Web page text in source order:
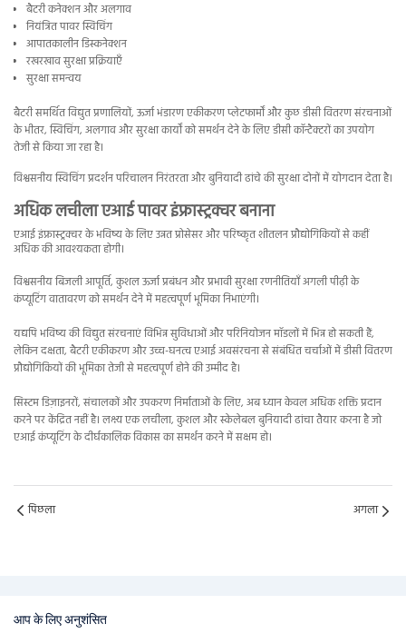
बैटरी कनेक्शन और अलगाव
नियंत्रित पावर स्विचिंग
आपातकालीन डिस्कनेक्शन
रखरखाव सुरक्षा प्रक्रियाएँ
सुरक्षा समन्वय
बैटरी समर्थित विद्युत प्रणालियों, ऊर्जा भंडारण एकीकरण प्लेटफार्मों और कुछ डीसी वितरण संरचनाओं
के भीतर, स्विचिंग, अलगाव और सुरक्षा कार्यों को समर्थन देने के लिए डीसी कॉन्टैक्टरों का उपयोग
तेजी से किया जा रहा है।
विश्वसनीय स्विचिंग प्रदर्शन परिचालन निरंतरता और बुनियादी ढांचे की सुरक्षा दोनों में योगदान देता है।
अधिक लचीला एआई पावर इंफ्रास्ट्रक्चर बनाना
एआई इंफ्रास्ट्रक्चर के भविष्य के लिए उन्नत प्रोसेसर और परिष्कृत शीतलन प्रौद्योगिकियों से कहीं
अधिक की आवश्यकता होगी।
विश्वसनीय बिजली आपूर्ति, कुशल ऊर्जा प्रबंधन और प्रभावी सुरक्षा रणनीतियाँ अगली पीढ़ी के
कंप्यूटिंग वातावरण को समर्थन देने में महत्वपूर्ण भूमिका निभाएंगी।
यद्यपि भविष्य की विद्युत संरचनाएं विभिन्न सुविधाओं और परिनियोजन मॉडलों में भिन्न हो सकती हैं,
लेकिन दक्षता, बैटरी एकीकरण और उच्च-घनत्व एआई अवसंरचना से संबंधित चर्चाओं में डीसी वितरण
प्रौद्योगिकियों की भूमिका तेजी से महत्वपूर्ण होने की उम्मीद है।
सिस्टम डिज़ाइनरों, संचालकों और उपकरण निर्माताओं के लिए, अब ध्यान केवल अधिक शक्ति प्रदान
करने पर केंद्रित नहीं है। लक्ष्य एक लचीला, कुशल और स्केलेबल बुनियादी ढांचा तैयार करना है जो
एआई कंप्यूटिंग के दीर्घकालिक विकास का समर्थन करने में सक्षम हो।
पिछला अगला
आप के लिए अनुशंसित